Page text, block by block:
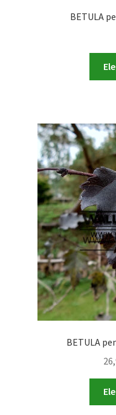
BETULA
BETULA